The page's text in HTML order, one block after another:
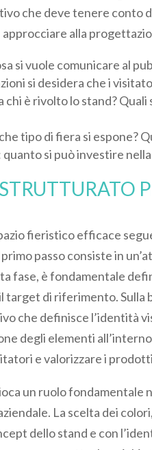
che deve tenere conto
approcciare alla
si vuole comunicare al
si desidera che i
è rivolto lo stand?
tipo di fiera si espone?
si può investire
fieristico efficace
passo consiste in
fase, è fondamentale
di riferimento. Sulla
che definisce l’identità
degli elementi
e valorizzare i
un ruolo fondamentale
La scelta dei
dello stand e con